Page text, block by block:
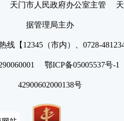
天门市人民政府办公室主管 天
据管理局主办
线【12345（市内）、0728-
鄂ICP备05005537号
42900602000138号